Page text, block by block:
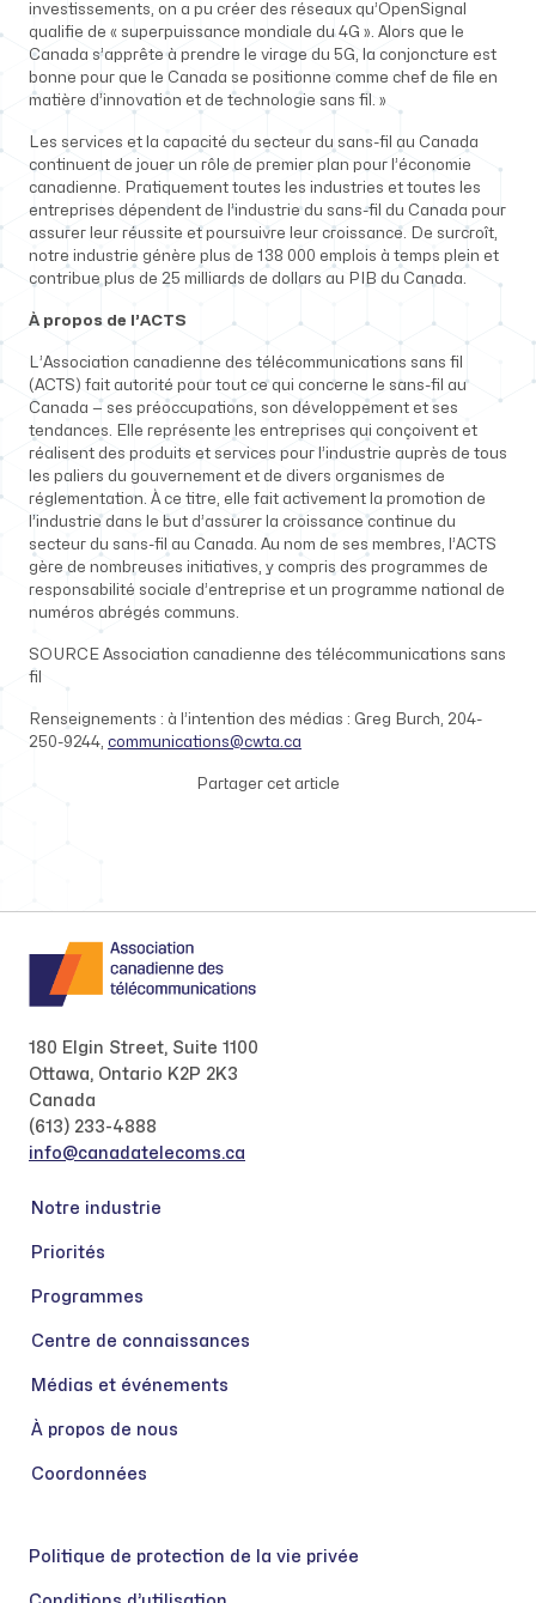
investissements, on a pu créer des réseaux qu’OpenSignal
qualifie de « superpuissance mondiale du 4G ». Alors que le
Canada s’apprête à prendre le virage du 5G, la conjoncture est
bonne pour que le Canada se positionne comme chef de file en
matière d’innovation et de technologie sans fil. »
Les services et la capacité du secteur du sans-fil au Canada
continuent de jouer un rôle de premier plan pour l’économie
canadienne. Pratiquement toutes les industries et toutes les
entreprises dépendent de l’industrie du sans-fil du Canada pour
assurer leur réussite et poursuivre leur croissance. De surcroît,
notre industrie génère plus de 138 000 emplois à temps plein et
contribue plus de 25 milliards de dollars au PIB du Canada.
À propos de l’ACTS
L’Association canadienne des télécommunications sans fil
(ACTS) fait autorité pour tout ce qui concerne le sans-fil au
Canada — ses préoccupations, son développement et ses
tendances. Elle représente les entreprises qui conçoivent et
réalisent des produits et services pour l’industrie auprès de tous
les paliers du gouvernement et de divers organismes de
réglementation. À ce titre, elle fait activement la promotion de
l’industrie dans le but d’assurer la croissance continue du
secteur du sans-fil au Canada. Au nom de ses membres, l’ACTS
gère de nombreuses initiatives, y compris des programmes de
responsabilité sociale d’entreprise et un programme national de
numéros abrégés communs.
SOURCE Association canadienne des télécommunications sans
fil
Renseignements : à l’intention des médias : Greg Burch, 204-
250-9244, communications@cwta.ca
Partager cet article
180 Elgin Street, Suite 1100
Ottawa, Ontario K2P 2K3
Canada
(613) 233-4888
info@canadatelecoms.ca
Notre industrie
Priorités
Programmes
Centre de connaissances
Médias et événements
À propos de nous
Coordonnées
Politique de protection de la vie privée